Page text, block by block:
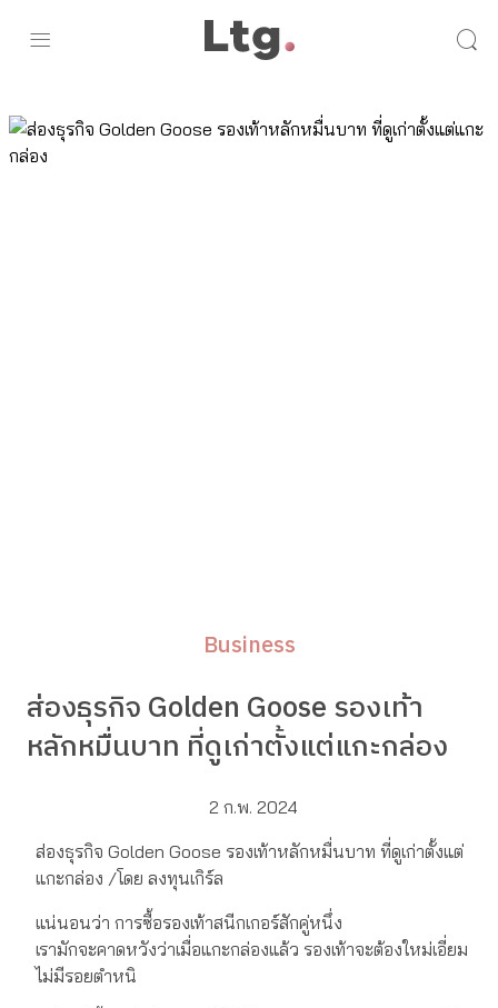
Business
ส่องธุรกิจ Golden Goose รองเท้า
หลักหมื่นบาท ที่ดูเก่าตั้งแต่แกะกล่อง
2 ก.พ. 2024
ส่องธุรกิจ Golden Goose รองเท้าหลักหมื่นบาท ที่ดูเก่าตั้งแต่
แกะกล่อง /โดย ลงทุนเกิร์ล
แน่นอนว่า การซื้อรองเท้าสนีกเกอร์สักคู่หนึ่ง
เรามักจะคาดหวังว่าเมื่อแกะกล่องแล้ว รองเท้าจะต้องใหม่เอี่ยม
ไม่มีรอยตำหนิ